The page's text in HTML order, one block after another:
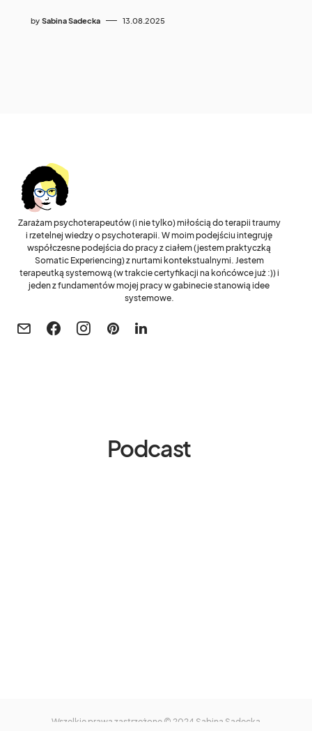
by Sabina Sadecka 13.08.2025
Zarażam psychoterapeutów (i nie tylko) miłością do terapii traumy
i rzetelnej wiedzy o psychoterapii. W moim podejściu integruję
współczesne podejścia do pracy z ciałem (jestem praktyczką
Somatic Experiencing) z nurtami kontekstualnymi. Jestem
terapeutką systemową (w trakcie certyfikacji na końcówce już :)) i
jeden z fundamentów mojej pracy w gabinecie stanowią idee
systemowe.
Podcast
Wszelkie prawa zastrzeżone © 2024 Sabina Sadecka